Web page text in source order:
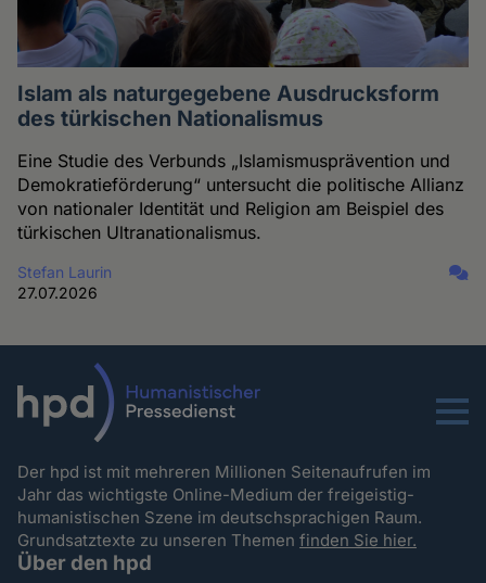
Islam als naturgegebene Ausdrucksform
des türkischen Nationalismus
Eine Studie des Verbunds „Islamismusprävention und
Demokratieförderung“ untersucht die politische Allianz
von nationaler Identität und Religion am Beispiel des
türkischen Ultranationalismus.
Stefan Laurin
27.07.2026
Menu
Der hpd ist mit mehreren Millionen Seitenaufrufen im
Jahr das wichtigste Online-Medium der freigeistig-
humanistischen Szene im deutschsprachigen Raum.
Grundsatztexte zu unseren Themenfinden Sie hier.
Über den hpd